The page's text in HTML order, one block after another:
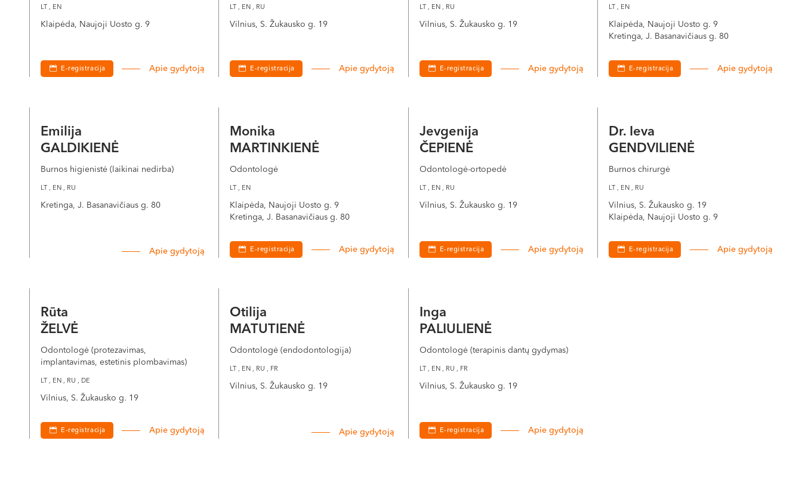
LT , EN
Klaipėda, Naujoji Uosto g. 9
E-registracija Apie gydytoją
LT , EN , RU
Vilnius, S. Žukausko g. 19
E-registracija Apie gydytoją
LT , EN , RU
Vilnius, S. Žukausko g. 19
E-registracija Apie gydytoją
LT , EN
Klaipėda, Naujoji Uosto g. 9
Kretinga, J. Basanavičiaus g. 80
E-registracija Apie gydytoją
Emilija
GALDIKIENĖ
Burnos higienistė (laikinai nedirba)
LT , EN , RU
Kretinga, J. Basanavičiaus g. 80
Apie gydytoją
Monika
MARTINKIENĖ
Odontologė
LT , EN
Klaipėda, Naujoji Uosto g. 9
Kretinga, J. Basanavičiaus g. 80
E-registracija Apie gydytoją
Jevgenija
ČEPIENĖ
Odontologė-ortopedė
LT , EN , RU
Vilnius, S. Žukausko g. 19
E-registracija Apie gydytoją
Dr. Ieva
GENDVILIENĖ
Burnos chirurgė
LT , EN , RU
Vilnius, S. Žukausko g. 19
Klaipėda, Naujoji Uosto g. 9
E-registracija Apie gydytoją
Rūta
ŽELVĖ
Odontologė (protezavimas,
implantavimas, estetinis plombavimas)
LT , EN , RU , DE
Vilnius, S. Žukausko g. 19
E-registracija Apie gydytoją
Otilija
MATUTIENĖ
Odontologė (endodontologija)
LT , EN , RU , FR
Vilnius, S. Žukausko g. 19
Apie gydytoją
Inga
PALIULIENĖ
Odontologė (terapinis dantų gydymas)
LT , EN , RU , FR
Vilnius, S. Žukausko g. 19
E-registracija Apie gydytoją